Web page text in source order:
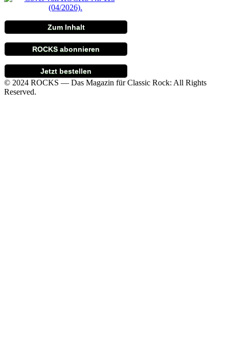
Zum Inhalt
ROCKS abonnieren
Jetzt bestellen
© 2024 ROCKS — Das Magazin für Classic Rock: All Rights
Reserved.